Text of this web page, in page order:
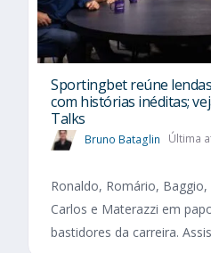
Sportingbet reúne
com histórias inéditas;
Talks
Bruno Bataglin Última
Ronaldo, Romário,
Carlos e Materazzi em
bastidores da carreira.